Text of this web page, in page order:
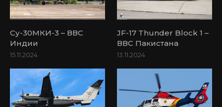
Су-30МКИ-3 – ВВС
Индии
15.11.2024
JF-17 Thunder Block 1 –
ВВС Пакистана
13.11.2024